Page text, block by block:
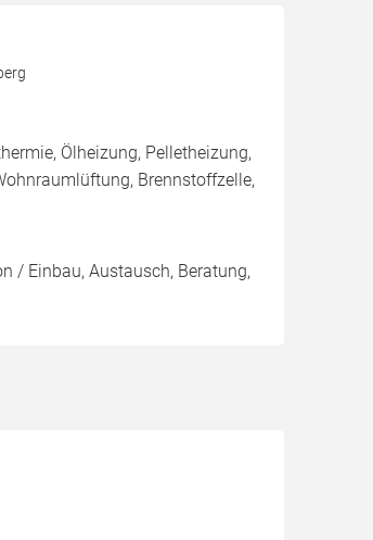
Ölheizung, Pelletheizung,
Brennstoffzelle,
/ Einbau, Austausch, Beratung,